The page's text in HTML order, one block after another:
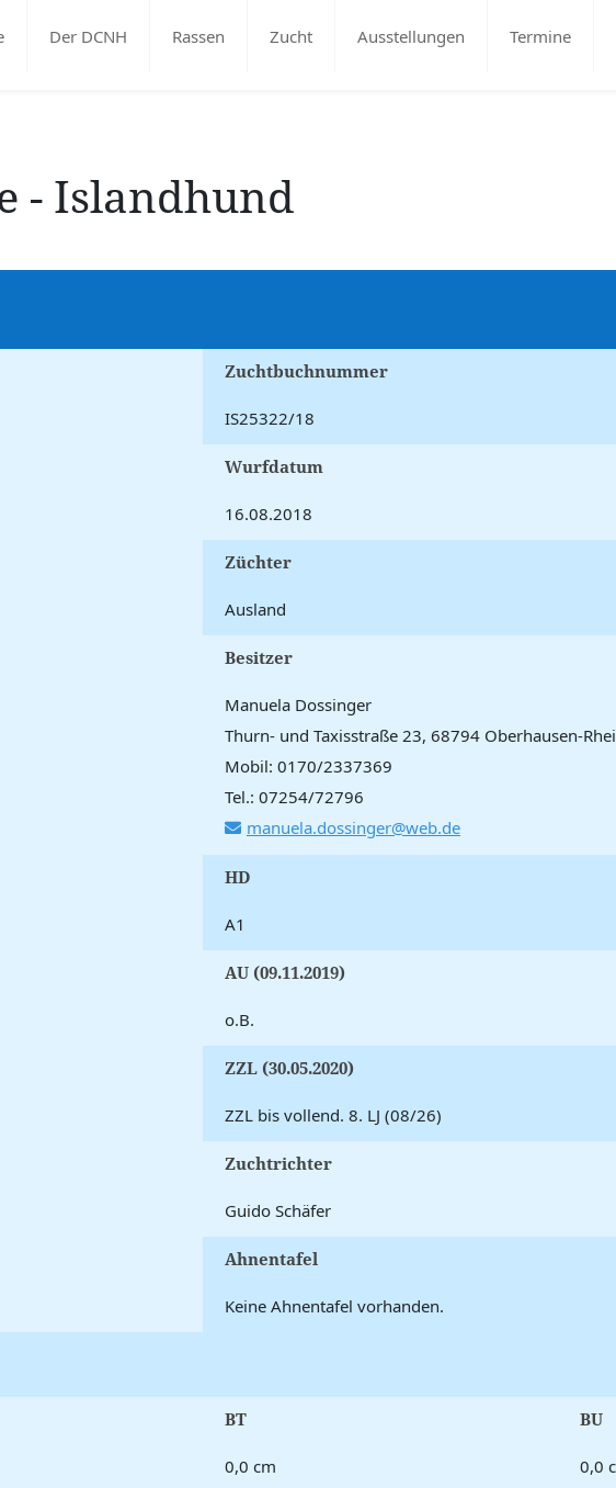
Der DCNH Rassen Zucht Ausstellungen Termine
- Islandhund
Zuchtbuchnummer
IS25322/18
Wurfdatum
16.08.2018
Züchter
Ausland
Besitzer
Manuela Dossinger
Thurn- und Taxisstraße 23, 68794 Oberhausen-
Mobil: 0170/2337369
Tel.: 07254/72796
manuela.dossinger@web.de
HD
A1
AU (09.11.2019)
o.B.
ZZL (30.05.2020)
ZZL bis vollend. 8. LJ (08/26)
Zuchtrichter
Guido Schäfer
Ahnentafel
Keine Ahnentafel vorhanden.
BT
0,0 cm
BU
0,0